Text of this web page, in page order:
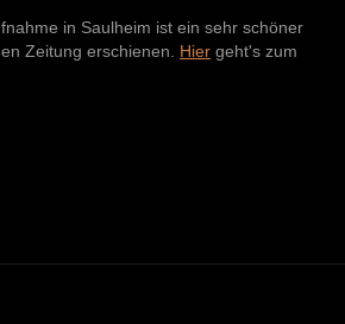
in Saulheim ist ein sehr schöner
Zeitung erschienen. Hier geht's zum